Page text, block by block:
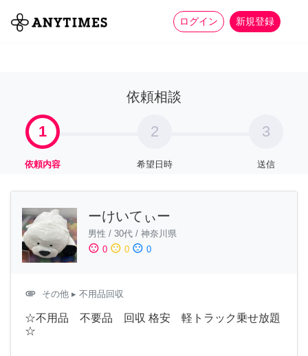
ログイン 新規登録
全て 家事 more_horiz
依頼相談
1
依頼内容
2
希望日時
3
送信
ーけいてぃー
男性 / 30代 / 神奈川県
sentiment_satisfied 0 sentiment_neutral 0 sentiment_dissatisfied 0
attachment その他 ▸ 不用品回収
☆不用品 不要品 回収 格安 軽トラック乗せ放題
☆